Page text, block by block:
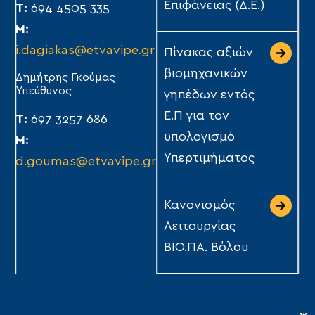
Τ: 694 4505 335
Μ:
i.dagiakas@etvavipe.gr
Δημήτρης Γκούμας
Υπεύθυνος
Τ: 697 3257 686
Μ:
d.goumas@etvavipe.gr
Επιφάνειας (Δ.Ε.)
Πίνακας αξιών
βιομηχανικών
γηπέδων εντός
Ε.Π για τον
υπολογισμό
Υπερτιμήματος
Κανονισμός
Λειτουργίας
ΒΙΟ.ΠΑ. Βόλου